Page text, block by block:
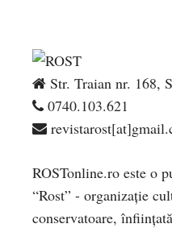
Str. Traian nr. 168,
0740.103.621
ROSTonline.ro este o
“Rost” - organizaţie
conservatoare,